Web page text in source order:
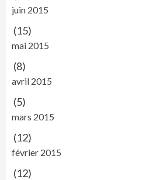
juin 2015
(15)
mai 2015
(8)
avril 2015
(5)
mars 2015
(12)
février 2015
(12)